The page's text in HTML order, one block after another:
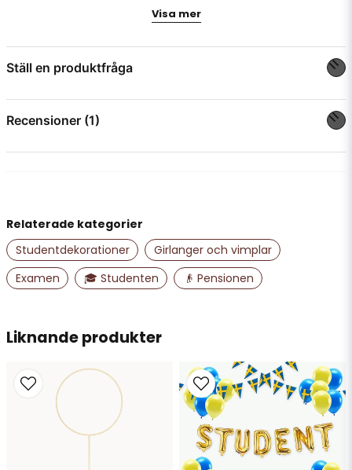
Lätt att hänga upp – och garanterad succé på festen!
Visa mer
Ställ en produktfråga
Fråga oss något om denna produkten...
email
Mejladress
Ja, ni får publicera min fråga
Recensioner (1)
Liknande produkter
Relaterade kategorier
Studentdekorationer
Girlanger och vimplar
Examen
🎓 Studenten 👴 Pensionen